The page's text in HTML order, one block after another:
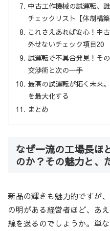
中古工作機械の試運転、
チェックリスト【体制構築
これさえあれば安心！中
外せないチェック項目20
試運転で不具合発見！そ
交渉術と次の一手
最高の試運転が拓く未来
を最大化する
まとめ
なぜ一流の工場長ほ
のか？その魅力と、
新品の輝きも魅力的ですが
の明がある経営者ほど、あ
線を送るのでしょうか。単